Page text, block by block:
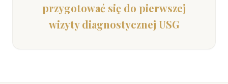
przygotować się do pierwszej
wizyty diagnostycznej USG